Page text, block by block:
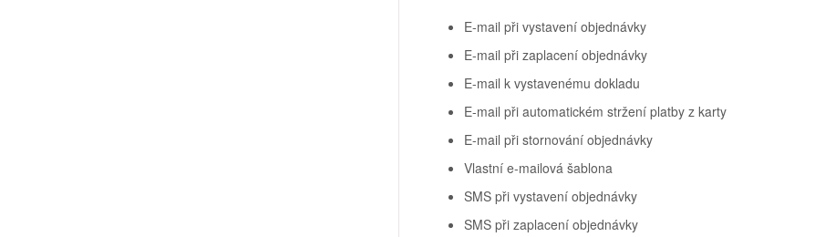
E-mail při vystavení objednávky
E-mail při zaplacení objednávky
E-mail k vystavenému dokladu
E-mail při automatickém stržení platby z karty
E-mail při stornování objednávky
Vlastní e-mailová šablona
SMS při vystavení objednávky
SMS při zaplacení objednávky